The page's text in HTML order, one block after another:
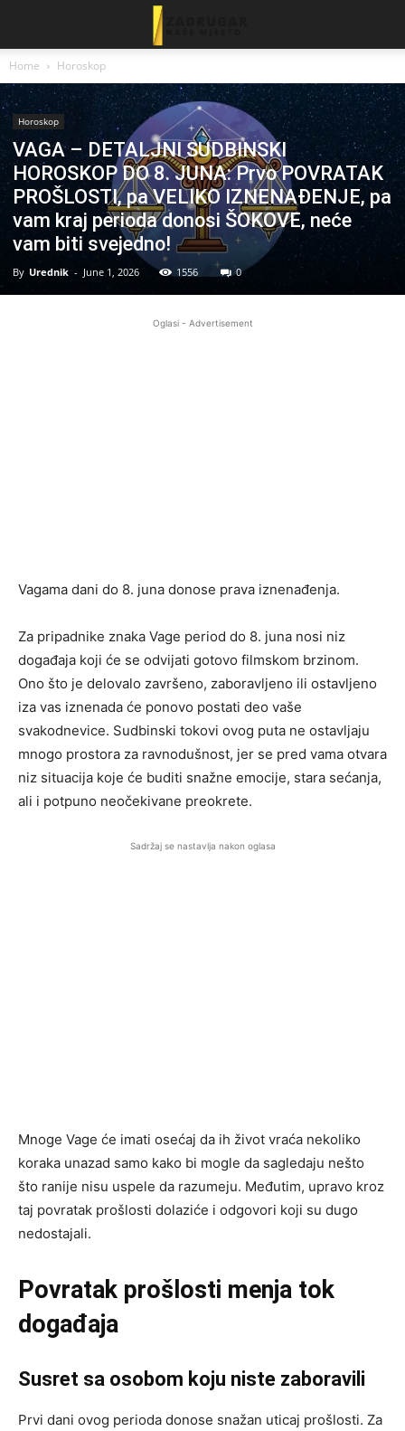
Home Horoskop
Horoskop
VAGA – DETALJNI SUDBINSKI
HOROSKOP DO 8. JUNA: Prvo POVRATAK
PROŠLOSTI, pa VELIKO IZNENAĐENJE, pa
vam kraj perioda donosi ŠOKOVE, neće
vam biti svejedno!
By Urednik - June 1, 2026 1556 0
Oglasi - Advertisement
Vagama dani do 8. juna donose prava iznenađenja.
Za pripadnike znaka Vage period do 8. juna nosi niz
događaja koji će se odvijati gotovo filmskom brzinom.
Ono što je delovalo završeno, zaboravljeno ili ostavljeno
iza vas iznenada će ponovo postati deo vaše
svakodnevice. Sudbinski tokovi ovog puta ne ostavljaju
mnogo prostora za ravnodušnost, jer se pred vama otvara
niz situacija koje će buditi snažne emocije, stara sećanja,
ali i potpuno neočekivane preokrete.
Sadržaj se nastavlja nakon oglasa
Mnoge Vage će imati osećaj da ih život vraća nekoliko
koraka unazad samo kako bi mogle da sagledaju nešto
što ranije nisu uspele da razumeju. Međutim, upravo kroz
taj povratak prošlosti dolaziće i odgovori koji su dugo
nedostajali.
Povratak prošlosti menja tok
događaja
Susret sa osobom koju niste zaboravili
Prvi dani ovog perioda donose snažan uticaj prošlosti. Za